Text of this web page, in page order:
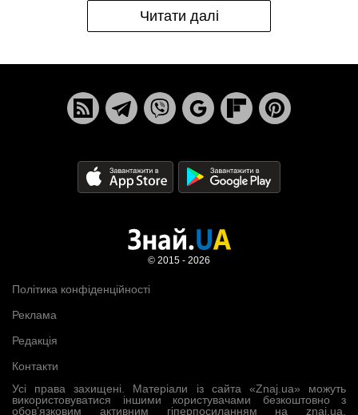
Читати далі
Усі права захищені. Матеріали із сайта «Znaj.ua» можуть
використовуватися іншими користувачами безкоштовно з
обов’язковим активним гіперпосиланням на znaj.ua,
Політика конфіденційності
Реклама
Редакція
Контакти
© 2015 - 2026